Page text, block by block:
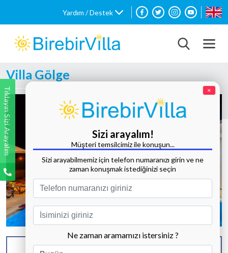
Yardım / Destek
Villa Gölge
Tüm Fotoğrafları Göster
Tıklayın Sizi Arayalım ×
Sizi arayalım!
Müşteri temsilcimiz ile konuşun...
Sizi arayabilmemiz için telefon numaranızı girin ve ne
zaman konuşmak istediğinizi seçin
Ne zaman aramamızı istersiniz ?